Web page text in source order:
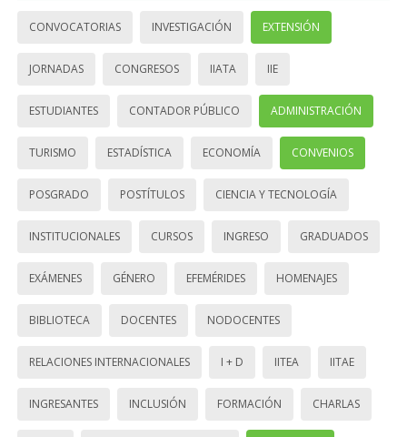
CONVOCATORIAS INVESTIGACIÓN EXTENSIÓN
JORNADAS CONGRESOS IIATA IIE
ESTUDIANTES CONTADOR PÚBLICO ADMINISTRACIÓN
TURISMO ESTADÍSTICA ECONOMÍA CONVENIOS
POSGRADO POSTÍTULOS CIENCIA Y TECNOLOGÍA
INSTITUCIONALES CURSOS INGRESO GRADUADOS
EXÁMENES GÉNERO EFEMÉRIDES HOMENAJES
BIBLIOTECA DOCENTES NODOCENTES
RELACIONES INTERNACIONALES I + D IITEA IITAE
INGRESANTES INCLUSIÓN FORMACIÓN CHARLAS